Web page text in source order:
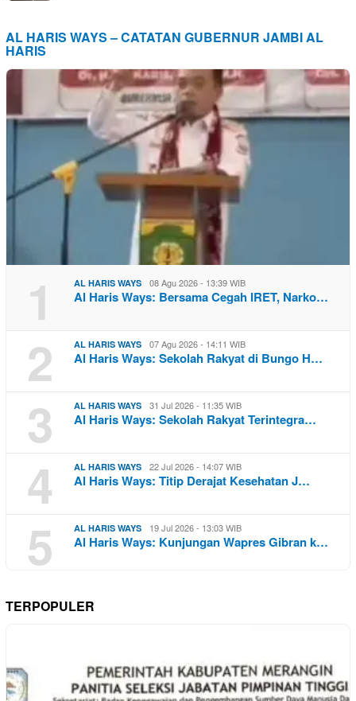
AL HARIS WAYS – CATATAN GUBERNUR JAMBI AL
HARIS
1 AL HARIS WAYS 08 Agu 2026 - 13:39 WIB
Al Haris Ways: Bersama Cegah IRET, Narko…
2 AL HARIS WAYS 07 Agu 2026 - 14:11 WIB
Al Haris Ways: Sekolah Rakyat di Bungo H…
3 AL HARIS WAYS 31 Jul 2026 - 11:35 WIB
Al Haris Ways: Sekolah Rakyat Terintegra…
4 AL HARIS WAYS 22 Jul 2026 - 14:07 WIB
Al Haris Ways: Titip Derajat Kesehatan J…
5 AL HARIS WAYS 19 Jul 2026 - 13:03 WIB
Al Haris Ways: Kunjungan Wapres Gibran k…
TERPOPULER